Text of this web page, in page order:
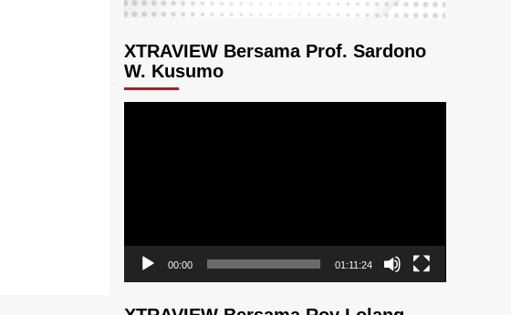
XTRAVIEW Bersama Prof. Sardono
W. Kusumo
00:00 01:11:24